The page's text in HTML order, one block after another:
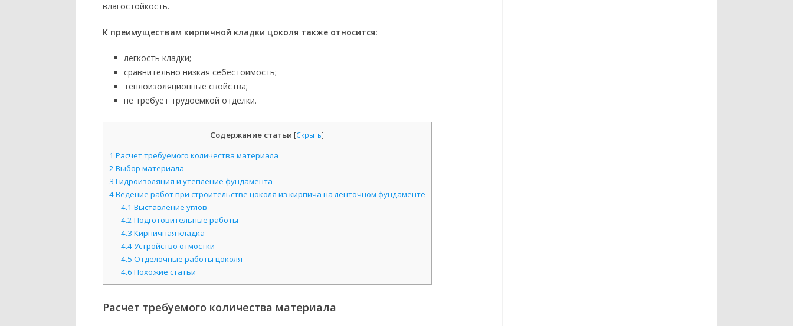
влагостойкость.
К преимуществам кирпичной кладки цоколя также относится:
легкость кладки;
сравнительно низкая себестоимость;
теплоизоляционные свойства;
не требует трудоемкой отделки.
Содержание статьи [Скрыть]
1 Расчет требуемого количества материала
2 Выбор материала
3 Гидроизоляция и утепление фундамента
4Ведение работ при строительстве цоколя из кирпича на ленточном фундаменте
4.1 Выставление углов
4.2 Подготовительные работы
4.3 Кирпичная кладка
4.4Устройство отмостки
4.5 Отделочные работы цоколя
4.6 Похожие статьи
Расчет требуемого количества материала